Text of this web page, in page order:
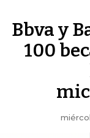
Bbva y
100